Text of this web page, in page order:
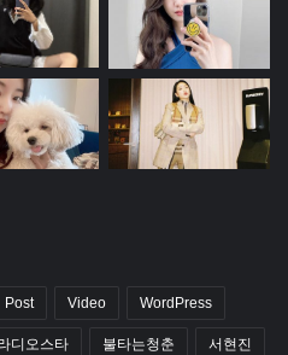
Post Video WordPress
디오스타 불타는청춘 서현진